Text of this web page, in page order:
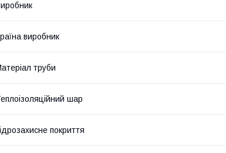
виробник
труби
шар
покриття